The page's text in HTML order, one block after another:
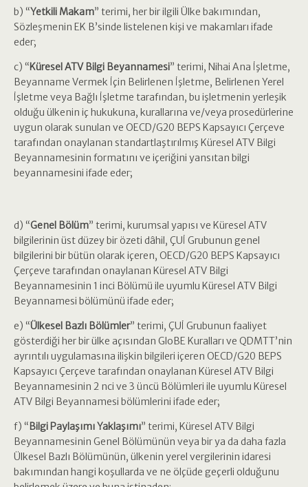
b) “Yetkili Makam” terimi, her bir ilgili Ülke bakımından,
Sözleşmenin EK B’sinde listelenen kişi ve makamları ifade
eder;
c) “Küresel ATV Bilgi Beyannamesi” terimi, Nihai Ana İşletme,
Beyanname Vermek İçin Belirlenen İşletme, Belirlenen Yerel
İşletme veya Bağlı İşletme tarafından, bu işletmenin yerleşik
olduğu ülkenin iç hukukuna, kurallarına ve/veya prosedürlerine
uygun olarak sunulan ve OECD/G20 BEPS Kapsayıcı Çerçeve
tarafından onaylanan standartlaştırılmış Küresel ATV Bilgi
Beyannamesinin formatını ve içeriğini yansıtan bilgi
beyannamesini ifade eder;
d) “Genel Bölüm” terimi, kurumsal yapısı ve Küresel ATV
bilgilerinin üst düzey bir özeti dâhil, ÇUİ Grubunun genel
bilgilerini bir bütün olarak içeren, OECD/G20 BEPS Kapsayıcı
Çerçeve tarafından onaylanan Küresel ATV Bilgi
Beyannamesinin 1 inci Bölümü ile uyumlu Küresel ATV Bilgi
Beyannamesi bölümünü ifade eder;
e) “Ülkesel Bazlı Bölümler” terimi, ÇUİ Grubunun faaliyet
gösterdiği her bir ülke açısından GloBE Kuralları ve QDMTT’nin
ayrıntılı uygulamasına ilişkin bilgileri içeren OECD/G20 BEPS
Kapsayıcı Çerçeve tarafından onaylanan Küresel ATV Bilgi
Beyannamesinin 2 nci ve 3 üncü Bölümleri ile uyumlu Küresel
ATV Bilgi Beyannamesi bölümlerini ifade eder;
f) “Bilgi Paylaşımı Yaklaşımı” terimi, Küresel ATV Bilgi
Beyannamesinin Genel Bölümünün veya bir ya da daha fazla
Ülkesel Bazlı Bölümünün, ülkenin yerel vergilerinin idaresi
bakımından hangi koşullarda ve ne ölçüde geçerli olduğunu